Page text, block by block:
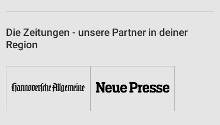
Die Zeitungen - unsere Partner in deiner
Region